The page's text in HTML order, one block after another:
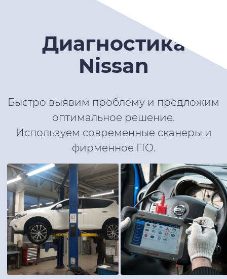
Диагностика
Nissan
Быстро выявим проблему и предложим
оптимальное решение.
Используем современные сканеры и
фирменное ПО.